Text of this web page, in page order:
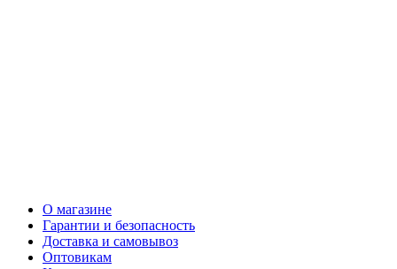
О магазине
Гарантии и безопасность
Доставка и самовывоз
Оптовикам